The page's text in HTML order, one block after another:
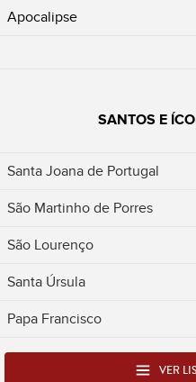
Apocalipse
SANTOS E
Santa Joana de Portugal
São Martinho de Porres
São Lourenço
Santa Úrsula
Papa Francisco
VER